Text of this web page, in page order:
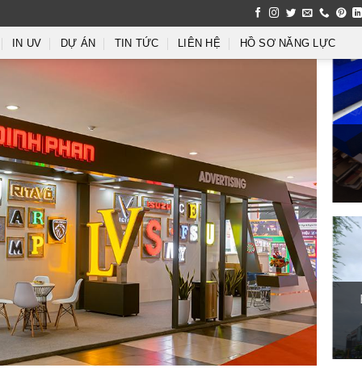
IN UV DỰ ÁN TIN TỨC LIÊN HỆ HỒ SƠ NĂNG LỰC
Làm bảng hiệu showroom ô tô
18/10/2025
Thi Công Bảng Biển Vitoria School Chuẩn
Trường Quốc Tế
10/10/2025